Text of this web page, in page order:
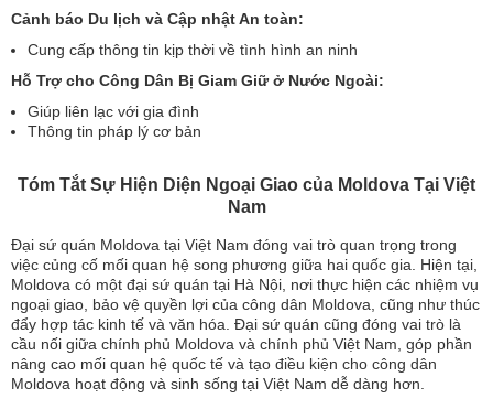
Cảnh báo Du lịch và Cập nhật An toàn:
Cung cấp thông tin kịp thời về tình hình an ninh
Hỗ Trợ cho Công Dân Bị Giam Giữ ở Nước Ngoài:
Giúp liên lạc với gia đình
Thông tin pháp lý cơ bản
Tóm Tắt Sự Hiện Diện Ngoại Giao của Moldova Tại Việt
Nam
Đại sứ quán Moldova tại Việt Nam đóng vai trò quan trọng trong
việc củng cố mối quan hệ song phương giữa hai quốc gia. Hiện tại,
Moldova có một đại sứ quán tại Hà Nội, nơi thực hiện các nhiệm vụ
ngoại giao, bảo vệ quyền lợi của công dân Moldova, cũng như thúc
đẩy hợp tác kinh tế và văn hóa. Đại sứ quán cũng đóng vai trò là
cầu nối giữa chính phủ Moldova và chính phủ Việt Nam, góp phần
nâng cao mối quan hệ quốc tế và tạo điều kiện cho công dân
Moldova hoạt động và sinh sống tại Việt Nam dễ dàng hơn.